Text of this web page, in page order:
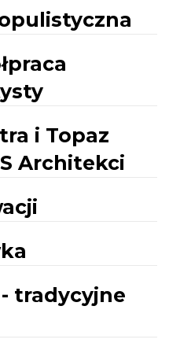
i Topaz
Architekci
tradycyjne